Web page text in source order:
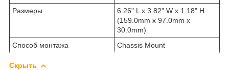
Размеры
6.26" L x 3.82" W x 1.18" H
(159.0mm x 97.0mm x
30.0mm)
Способ монтажа
Chassis Mount
Скрыть